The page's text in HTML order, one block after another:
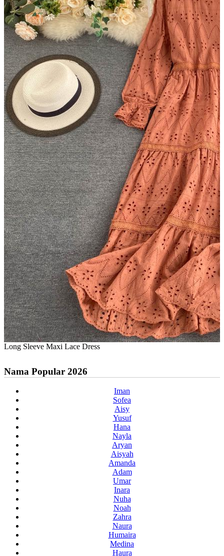
Long Sleeve Maxi Lace Dress
Nama Popular 2026
Iman
Sofea
Aisy
Yusuf
Hana
Nayla
Aryan
Aisyah
Amanda
Adam
Umar
Inara
Nuha
Noah
Zahra
Naura
Humaira
Medina
Haura